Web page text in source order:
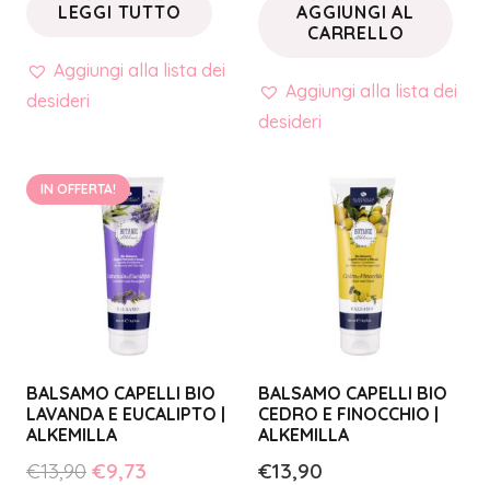
LEGGI TUTTO
Aggiungi alla lista dei
desideri
AGGIUNGI AL
CARRELLO
Aggiungi alla lista dei
desideri
IN OFFERTA!
BALSAMO CAPELLI BIO
LAVANDA E EUCALIPTO |
ALKEMILLA
€13,90 Il
€9,73
BALSAMO CAPELLI BIO
CEDRO E FINOCCHIO |
ALKEMILLA
€13,90